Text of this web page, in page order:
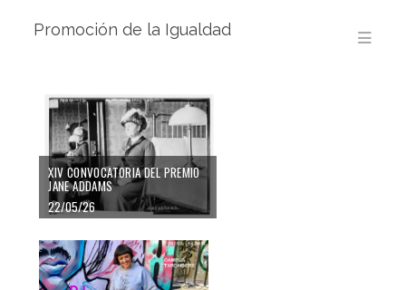
Promoción de la Igualdad
XIV CONVOCATORIA DEL PREMIO
JANE ADDAMS
22/05/26